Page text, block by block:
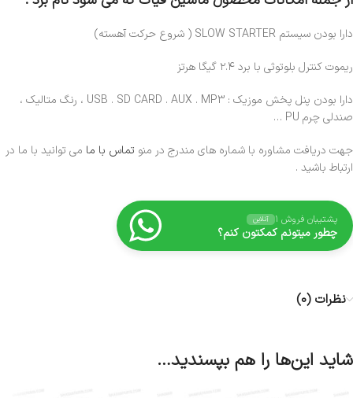
دارا بودن سیستم SLOW STARTER ( شروع حرکت آهسته)
ریموت کنترل بلوتوثی با برد ۲.۴ گیگا هرتز
دارا بودن پنل پخش موزیک : USB . SD CARD . AUX . MP3 ، رنگ متالیک ،
صندلی چرم PU …
جهت دریافت مشاوره با شماره های مندرج در منو تماس با ما می توانید با ما در
ارتباط باشید .
پشتیبان فروش ۱ آنلاین
چطور میتونم کمکتون کنم؟
نظرات (0)
شاید این‌ها را هم بپسندید…